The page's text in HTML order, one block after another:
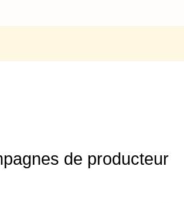
de producteur